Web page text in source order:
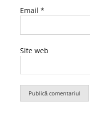
Email *
Site web